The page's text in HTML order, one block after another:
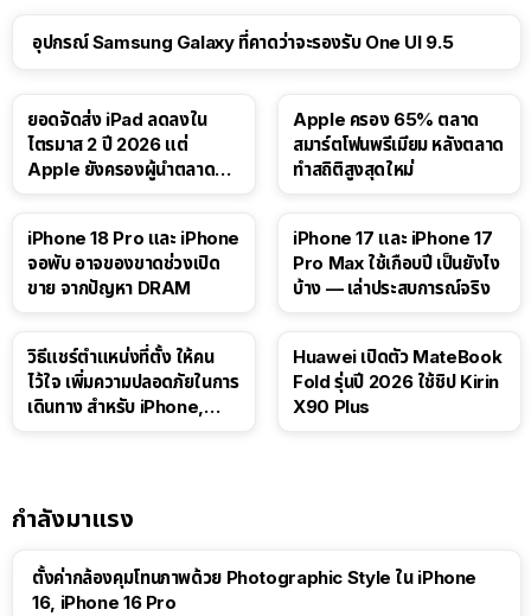
อุปกรณ์ Samsung Galaxy ที่คาดว่าจะรองรับ One UI 9.5
ยอดจัดส่ง iPad ลดลงใน
ไตรมาส 2 ปี 2026 แต่
Apple ยังครองผู้นำตลาด
Apple ครอง 65% ตลาด
สมาร์ตโฟนพรีเมียม หลังตลาด
ทำสถิติสูงสุดใหม่
iPhone 18 Pro และ iPhone
จอพับ อาจของขาดช่วงเปิด
ขาย จากปัญหา DRAM
41:47
iPhone 17 และ iPhone 17
Pro Max ใช้เกือบปี เป็นยังไง
บ้าง — เล่าประสบการณ์จริง
วิธีแชร์ตำแหน่งที่ตั้ง ให้คน
ไว้ใจ เพิ่มความปลอดภัยในการ
เดินทาง สำหรับ iPhone,
Huawei เปิดตัว MateBook
Fold รุ่นปี 2026 ใช้ชิป Kirin
X90 Plus
กำลังมาแรง
ตั้งค่ากล้องคุมโทนภาพด้วย Photographic Style ใน iPhone
16, iPhone 16 Pro